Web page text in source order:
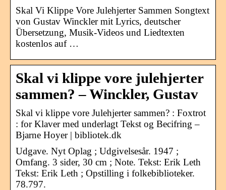
Skal Vi Klippe Vore Julehjerter Sammen Songtext
von Gustav Winckler mit Lyrics, deutscher
Übersetzung, Musik-Videos und Liedtexten
kostenlos auf …
Skal vi klippe vore julehjerter
sammen? – Winckler, Gustav
Skal vi klippe vore Julehjerter sammen? : Foxtrot
: for Klaver med underlagt Tekst og Becifring –
Bjarne Hoyer | bibliotek.dk
Udgave. Nyt Oplag ; Udgivelsesår. 1947 ;
Omfang. 3 sider, 30 cm ; Note. Tekst: Erik Leth
Tekst: Erik Leth ; Opstilling i folkebiblioteker.
78.797.